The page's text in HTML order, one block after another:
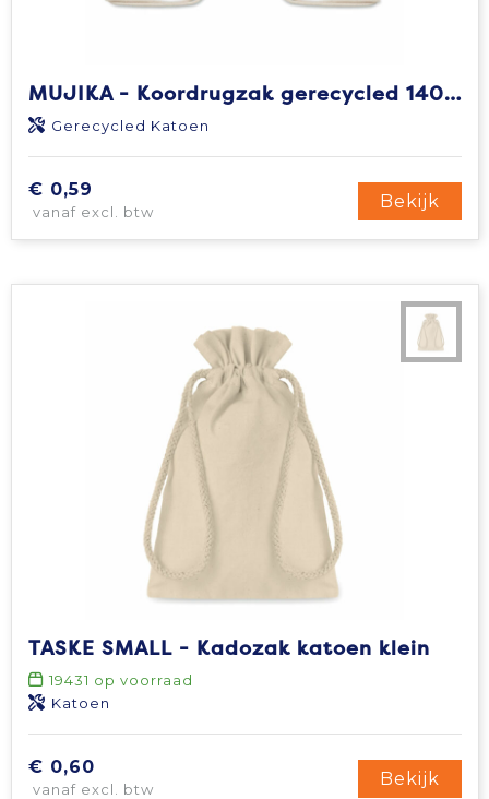
MUJIKA - Koordrugzak gerecycled 140gr/m²
Gerecycled Katoen
€ 0,59
vanaf excl. btw
Bekijk
TASKE SMALL - Kadozak katoen klein
19431 op voorraad
Katoen
€ 0,60
vanaf excl. btw
Bekijk